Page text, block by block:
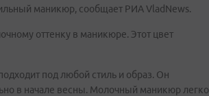
маникюр, сообщает РИА VladNews.
оттенку в маникюре. Этот цвет
под любой стиль и образ. Он
в начале весны. Молочный маникюр легко